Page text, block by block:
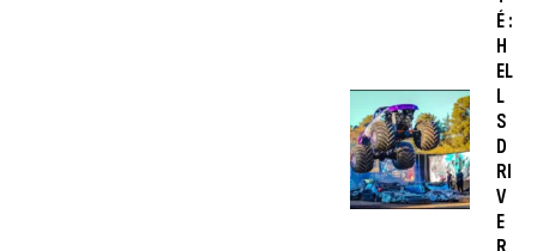
É :
H
EL
L
S
D
RI
V
E